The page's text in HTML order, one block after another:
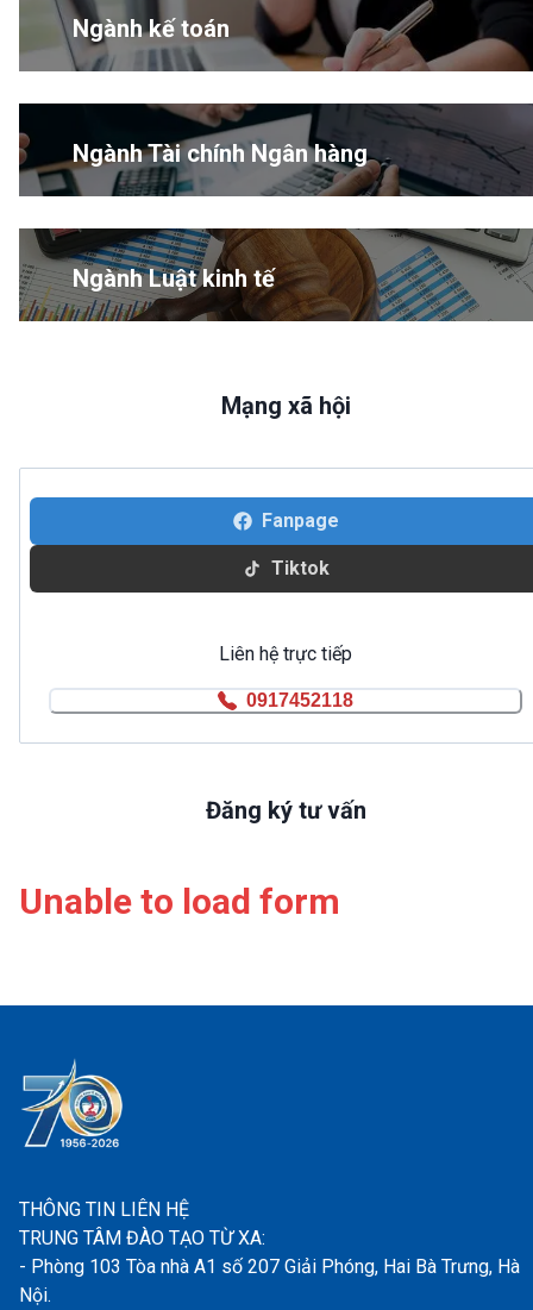
Ngành kế toán
Ngành Tài chính Ngân hàng
Ngành Luật kinh tế
Mạng xã hội
Fanpage
Tiktok
Liên hệ trực tiếp
0917452118
Đăng ký tư vấn
Unable to load form
THÔNG TIN LIÊN HỆ
TRUNG TÂM ĐÀO TẠO TỪ XA:
- Phòng 103 Tòa nhà A1 số 207 Giải Phóng, Hai Bà Trưng, Hà
Nội.